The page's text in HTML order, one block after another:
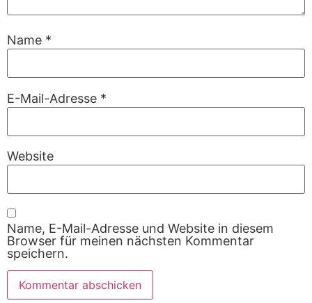
Name *
E-Mail-Adresse *
Website
Name, E-Mail-Adresse und Website in diesem
Browser für meinen nächsten Kommentar
speichern.